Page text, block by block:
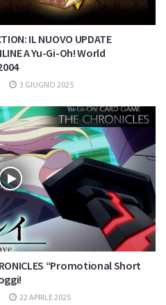
IL NUOVO UPDATE
A Yu-Gi-Oh! World
3 GIUGNO 2025
“Promotional Short
22 APRILE 2025